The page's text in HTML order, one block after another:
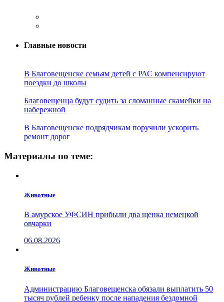
Главные новости
В Благовещенске семьям детей с РАС компенсируют
поездки до школы
Благовещенца будут судить за сломанные скамейки на
набережной
В Благовещенске подрядчикам поручили ускорить
ремонт дорог
Материалы по теме:
Животные
В амурское УФСИН прибыли два щенка немецкой
овчарки
06.08.2026
Животные
Администрацию Благовещенска обязали выплатить 50
тысяч рублей ребенку после нападения бездомной